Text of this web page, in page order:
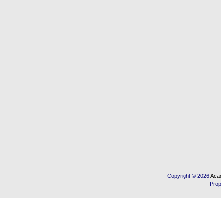
Copyright © 2026